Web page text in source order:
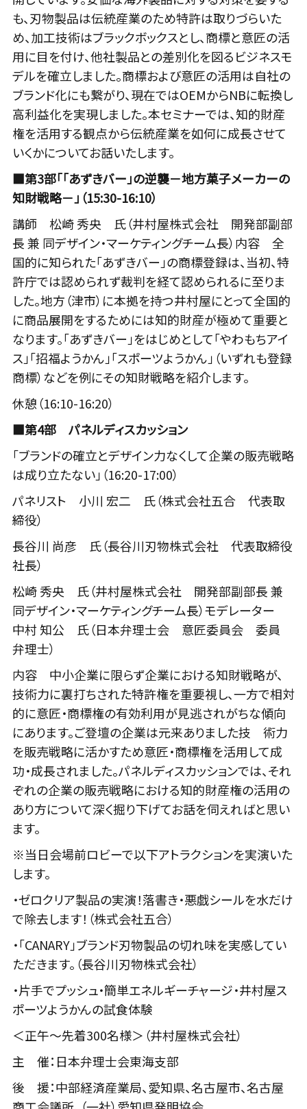
も、刃物製品は伝統産業のため特許は取りづらいた
め、加工技術はブラックボックスとし、商標と意匠の活
用に目を付け、他社製品との差別化を図るビジネスモ
デルを確立しました。商標および意匠の活用は自社の
ブランド化にも繋がり、現在ではOEMからNBに転換し
高利益化を実現しました。本セミナーでは、知的財産
権を活用する観点から伝統産業を如何に成長させて
いくかについてお話いたします。
■第3部「「あずきバー」の逆襲－地方菓子メーカーの
知財戦略－」（15:30-16:10）
講師 松崎 秀央 氏（井村屋株式会社 開発部副部
長 兼 同デザイン・マーケティングチーム長）内容 全
国的に知られた「あずきバー」の商標登録は、当初、特
許庁では認められず裁判を経て認められるに至りま
した。地方（津市）に本拠を持つ井村屋にとって全国的
に商品展開をするためには知的財産が極めて重要と
なります。「あずきバー」をはじめとして「やわもちアイ
ス」「招福ようかん」「スポーツようかん」（いずれも登録
商標）などを例にその知財戦略を紹介します。
休憩（16:10-16:20）
■第4部 パネルディスカッション
「ブランドの確立とデザイン力なくして企業の販売戦略
は成り立たない」（16:20-17:00）
パネリスト 小川 宏二 氏（株式会社五合 代表取
締役）
長谷川 尚彦 氏（長谷川刃物株式会社 代表取締役
社長）
松崎 秀央 氏（井村屋株式会社 開発部副部長 兼
同デザイン・マーケティングチーム長）モデレーター
中村 知公 氏（日本弁理士会 意匠委員会 委員
弁理士）
内容 中小企業に限らず企業における知財戦略が、
技術力に裏打ちされた特許権を重要視し、一方で相対
的に意匠・商標権の有効利用が見逃されがちな傾向
にあります。ご登壇の企業は元来ありました技 術力
を販売戦略に活かすため意匠・商標権を活用して成
功・成長されました。パネルディスカッションでは、それ
ぞれの企業の販売戦略における知的財産権の活用の
あり方について深く掘り下げてお話を伺えればと思い
ます。
※当日会場前ロビーで以下アトラクションを実演いた
します。
・ゼロクリア製品の実演！落書き・悪戯シールを水だけ
で除去します！（株式会社五合）
・「CANARY」ブランド刃物製品の切れ味を実感してい
ただきます。（長谷川刃物株式会社）
・片手でプッシュ・簡単エネルギーチャージ・井村屋ス
ポーツようかんの試食体験
＜正午～先着300名様＞（井村屋株式会社）
主 催：日本弁理士会東海支部
後 援：中部経済産業局、愛知県、名古屋市、名古屋